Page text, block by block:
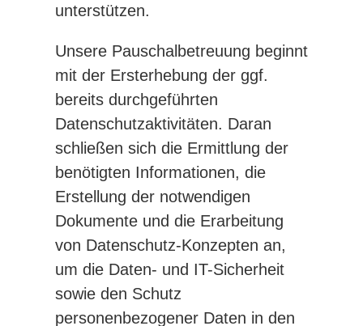
unterstützen.
Unsere Pauschalbetreuung beginnt
mit der Ersterhebung der ggf.
bereits durchgeführten
Datenschutzaktivitäten. Daran
schließen sich die Ermittlung der
benötigten Informationen, die
Erstellung der notwendigen
Dokumente und die Erarbeitung
von Datenschutz-Konzepten an,
um die Daten- und IT-Sicherheit
sowie den Schutz
personenbezogener Daten in den